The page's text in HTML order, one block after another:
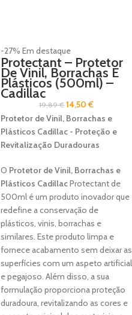
-27% Em destaque
Protectant – Protetor
De Vinil, Borrachas E
Plásticos (500ml) –
Cadillac
19,89€ 14,50€
Protetor de Vinil, Borrachas e
Plásticos Cadillac - Proteção e
Revitalização Duradouras
O Protetor de Vinil, Borrachas e
Plásticos CadillacProtectant de
500ml é um produto inovador que
redefine a conservação de
plásticos, vinis, borrachas e
similares. Este produto limpa e
fornece acabamento sem deixar as
superfícies com um aspeto artificial
e pegajoso. Além disso, a sua
formulação proporciona proteção
duradoura, revitalizando as cores e